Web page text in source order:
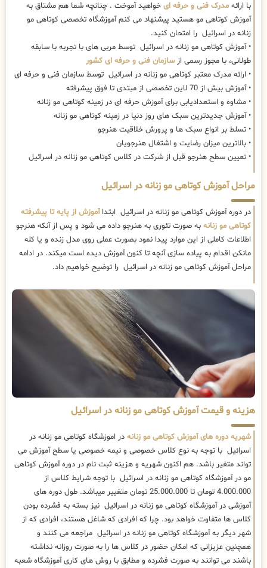
با ارائه مدرک فنی و حرفه ای خواهید آموخت . چنانچه شما هم مشتاق به
آموزش کوتاهی مو هستید پیشنهاد می کنم آموزشگاه تخصصی کوتاهی مو
زنانه در اسرائیل را امتحان کنید.
• آموزش کوتاهی مو زنانه در اسرائیل توسط مربی های با تجربه با سابقه
طولانی، با مجوز رسمی ازسازمان فنی و حرفه ای کشور
• ارائه مدرک معتبر کوتاهی مو زنانه در اسرائیل توسط سازمان فنی و حرفه ای
• آموزش بیش از 70 لاین تخصصی از مبتدی تا فوق پیشرفته
• مشاوه و استعدادیابی برای آموزش حرفه ای در زمینه کوتاهی مو زنانه
• آموزش جدیدترین سبک های روز دنیا در زمینه کوتاهی مو زنانه
• تسلط بر انواع سبک ها و پرورش خلاقیت هنرجو
• بالاترین میزان رضایت و اشتغال هنرجویان
• تعیین سطح هنرجو قبل از شرکت در کلاس کوتاهی مو زنانه در اسرائیل
مراحل آموزش کوتاهی مو زنانه در اسرائیل
در دوره آموزش کوتاهی مو زنانه در اسرائیل ابتداآموزش از پایه تا پیشرفته
کوتاهی مو زنانه به صورت تئوری به هنرجو داده می شود و پس از آنکه هنرجو
اطلاعات کاملی از این موارد پیدا نمود بصورت عملی روی مدل زنده و یا کله
مانکن اقدام به پیاده سازی آنچه تا کنون آموزش دیده است میکند. در ادامه
مراحل آموزش کوتاهی مو زنانه در اسرائیل را توضیح خواهیم داد.
هزینه و قیمت آموزش کوتاهی مو زنانه در اسرائیل
شهریه دوره های آموزش کوتاهی مو زنانه در اموزشگاه کوتاهی مو زنانه در
اسرائیل با توجه به نوع کلاس خصوصی و نیمه خصوصی یا سطح آموزش می
تواند متغیر باشد. هم اکنون شهریه و هزینه ثبت نام در دوره آموزش کوتاهی
مو در آموزشگاه کوتاهی مو زنانه در اسرائیل با توجه شرایط کلاس از
4.000.000 تومان تا 25.000.000 تومان متغییر میباشد. طول دوره های
آموزشی در آموزشگاه کوتاهی مو زنانه در اسرائیل نیز بسته به فشرده بودن
کلاس ها متفاوت خواهد بود. چرا که افرادی که شاغل هستند، افرادی که از
شهر دیگر به آموزشگاه کوتاهی مو زنانه در اسرائیل مراجعه می کنند و
همچنین عزیزانی که امکان حضور در کلاس ها را به صورت روزانه نداشته
باشند می توانند به صورت فشرده و مطابق با روش های کاری آموزشگاه شعبه